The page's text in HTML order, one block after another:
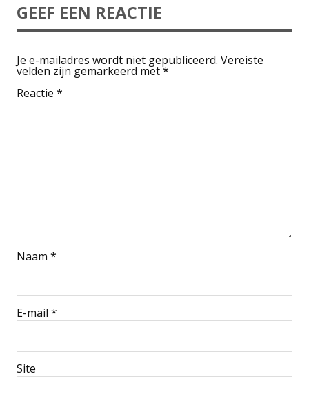
GEEF EEN REACTIE
Je e-mailadres wordt niet gepubliceerd. Vereiste
velden zijn gemarkeerd met*
Reactie *
Naam *
E-mail *
Site